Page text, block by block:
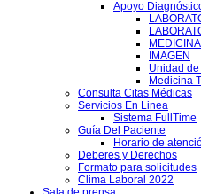
Apoyo
IMAGEN
Unidad
Medicina
Consulta Citas Médicas
Servicios En Linea
Sistema FullTime
Guía Del Paciente
Horario de
Deberes y Derechos
Formato para solicitudes
Clima Laboral 2022